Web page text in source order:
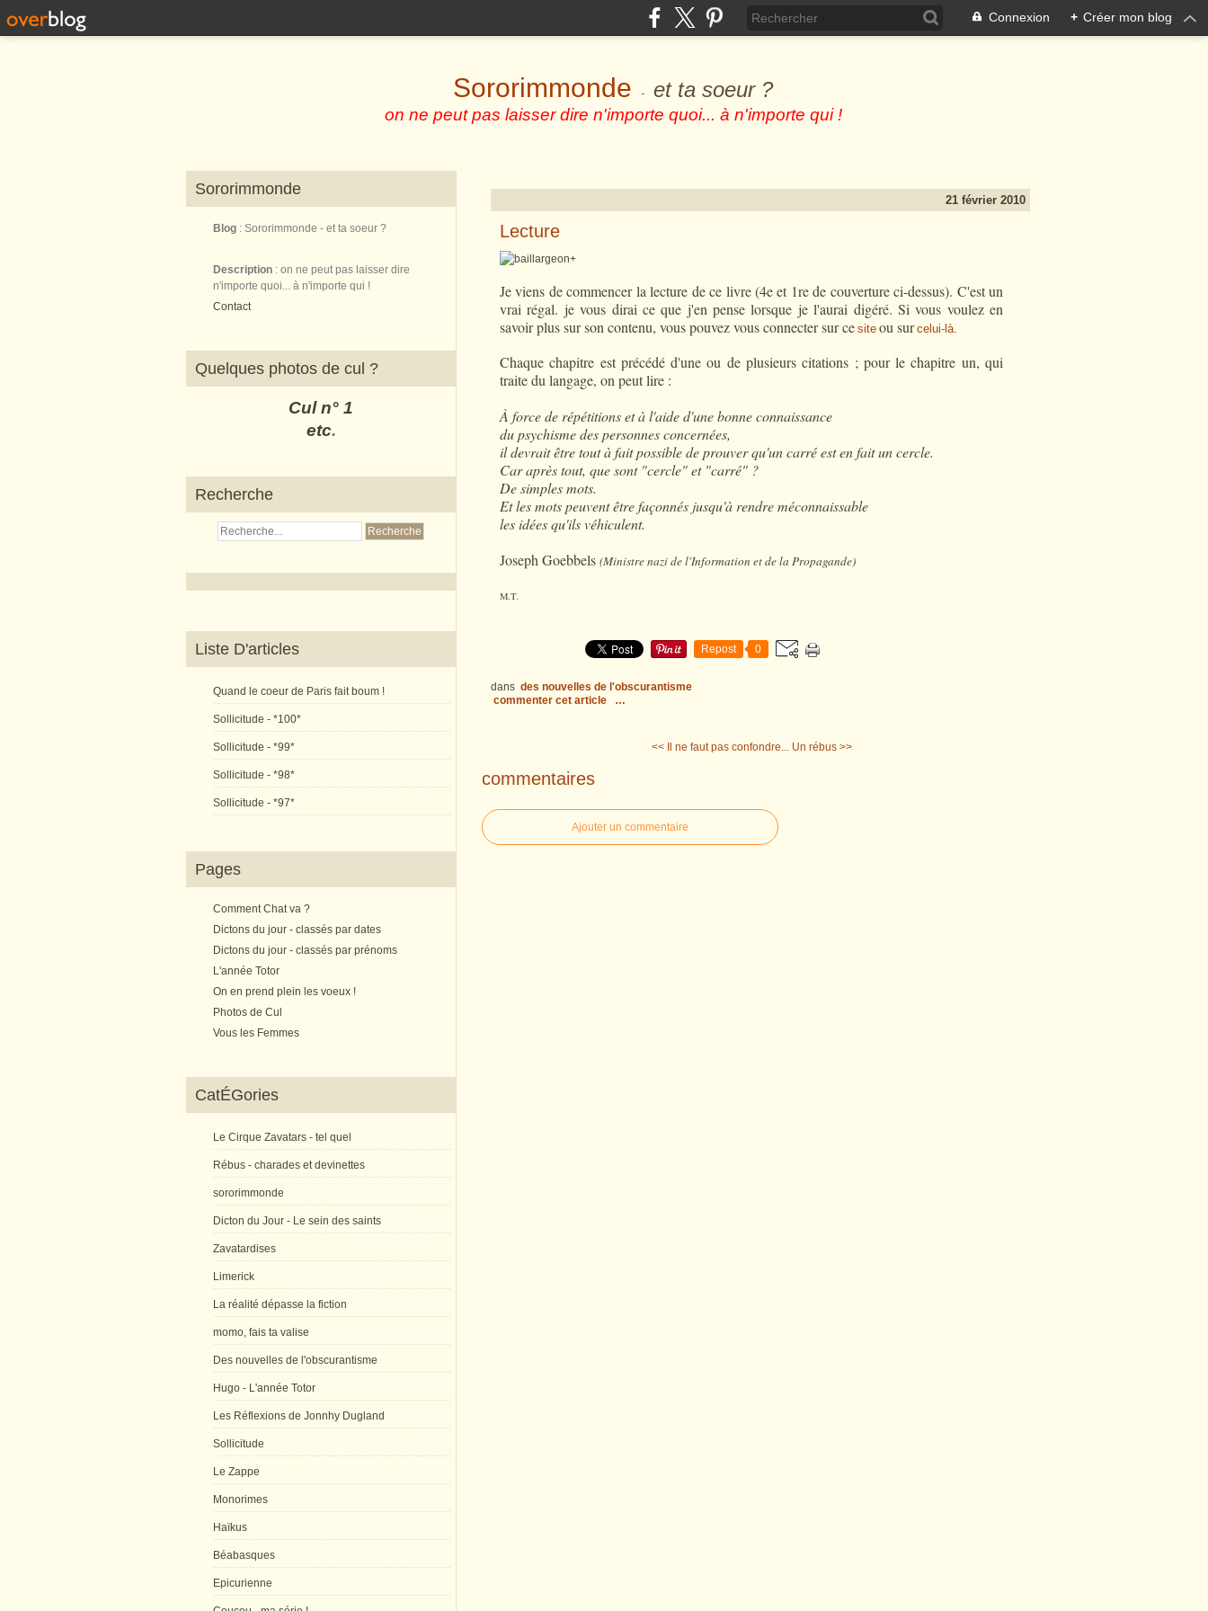
Connexion + Créer mon blog
Sororimmonde - et ta soeur ?
on ne peut pas laisser dire n'importe quoi... à n'importe qui !
Sororimmonde
Blog : Sororimmonde - et ta soeur ?
Description : on ne peut pas laisser dire
n'importe quoi... à n'importe qui !
Contact
Quelques photos de cul ?
Cul n° 1
etc.
Recherche
Liste D'articles
Quand le coeur de Paris fait boum !
Sollicitude - *100*
Sollicitude - *99*
Sollicitude - *98*
Sollicitude - *97*
Pages
Comment Chat va ?
Dictons du jour - classés par dates
Dictons du jour - classés par prénoms
L'année Totor
On en prend plein les voeux !
Photos de Cul
Vous les Femmes
CatÉGories
Le Cirque Zavatars - tel quel
Rébus - charades et devinettes
sororimmonde
Dicton du Jour - Le sein des saints
Zavatardises
Limerick
La réalité dépasse la fiction
momo, fais ta valise
Des nouvelles de l'obscurantisme
Hugo - L'année Totor
Les Réflexions de Jonnhy Dugland
Sollicitude
Le Zappe
Monorimes
Haïkus
Béabasques
Epicurienne
21 février 2010
Lecture
+
Je viens de commencer la lecture de ce livre (4e et 1re de couverture ci-dessus). C'est un
vrai régal. je vous dirai ce que j'en pense lorsque je l'aurai digéré. Si vous voulez en
savoir plus sur son contenu, vous pouvez vous connecter sur ce site ou sur celui-là.
Chaque chapitre est précédé d'une ou de plusieurs citations ; pour le chapitre un, qui
traite du langage, on peut lire :
À force de répétitions et à l'aide d'une bonne connaissance
du psychisme des personnes concernées,
il devrait être tout à fait possible de prouver qu'un carré est en fait un cercle.
Car après tout, que sont "cercle" et "carré" ?
De simples mots.
Et les mots peuvent être façonnés jusqu'à rendre méconnaissable
les idées qu'ils véhiculent.
Joseph Goebbels (Ministre nazi de l'Information et de la Propagande)
M.T.
Repost 0
dans des nouvelles de l'obscurantisme
commenter cet article
…
<< Il ne faut pas confondre... Un rébus >>
commentaires
Ajouter un commentaire